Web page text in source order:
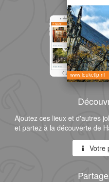
www.leuketip.nl
Ajoutez ces lieux et d'autres
et partez à la découverte de
Votre